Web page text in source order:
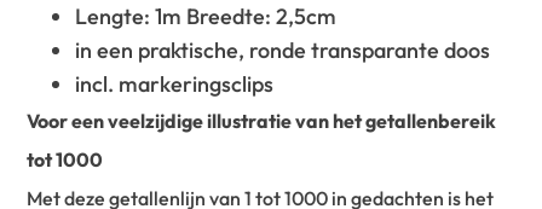
Lengte: 1m Breedte: 2,5cm
in een praktische, ronde transparante doos
incl. markeringsclips
Voor een veelzijdige illustratie van het getallenbereik
tot 1000
Met deze getallenlijn van 1 tot 1000 in gedachten is het